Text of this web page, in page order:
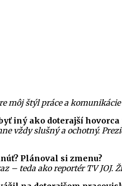
štýl práce a
iný ako doterajší
vždy slušný a ochotný.
Plánoval si zmenu?
– teda ako reportér TV JOJ.